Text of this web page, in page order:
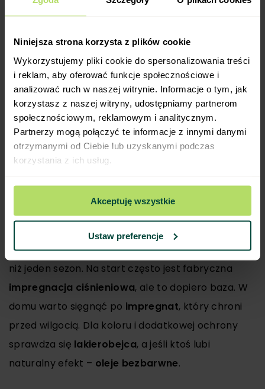
Niniejsza strona korzysta z plików cookie
Wykorzystujemy pliki cookie do spersonalizowania treści
i reklam, aby oferować funkcje społecznościowe i
analizować ruch w naszej witrynie. Informacje o tym, jak
korzystasz z naszej witryny, udostępniamy partnerom
społecznościowym, reklamowym i analitycznym.
Partnerzy mogą połączyć te informacje z innymi danymi
otrzymanymi od Ciebie lub uzyskanymi podczas
korzystania z ich usług.
Akceptuję wszystkie
Ustaw preferencje
Mała pergola z donicą.
Jak dbać o drewnianą pergolę i
chronić ją przed warunkami
atmosferycznymi?
Drewno na zewnątrz wymaga uwagi. Każda
drewniana doniczka
i pergola potrzebują
regularnych zabiegów, jeśli mają przetrwać więcej
niż jeden sezon. Na start często jest fabryczna
impregnacja ciśnieniowa, ale to dopiero baza. W
domu warto sięgnąć po impregnat, który chroni
przed wilgocią. Dla koloru i dodatkowej ochrony
sprawdza się lakierobejca, a jeśli ktoś lubi
naturalny efekt – oleje bezbarwne.